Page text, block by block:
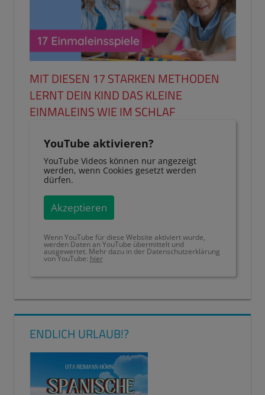
MIT DIESEN 17 STARKEN METHODEN
LERNT DEIN KIND DAS KLEINE
EINMALEINS WIE IM SCHLAF
YouTube aktivieren?
YouTube Videos können nur angezeigt
werden, wenn Cookies gesetzt werden
dürfen.
Akzeptieren
Wenn YouTube für diese Website aktiviert wurde,
werden Daten an YouTube übermittelt und
ausgewertet. Mehr dazu in der Datenschutzerklärung
von YouTube: hier
ENDLICH URLAUB!?